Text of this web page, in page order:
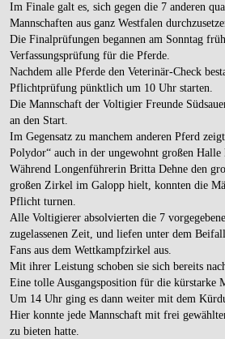
Im Finale galt es, sich gegen die 7 anderen
Mannschaften aus ganz Westfalen
Die Finalprüfungen begannen am Sonntag
Verfassungsprüfung für die Pferde.
Nachdem alle Pferde den Veterinär-Check
Pflichtprüfung pünktlich um 10 Uhr starten.
Die Mannschaft der Voltigier Freunde
an den Start.
Im Gegensatz zu manchem anderen Pferd
Polydor“ auch in der ungewohnt großen Halle
Während Longenführerin Britta Dehne den
großen Zirkel im Galopp hielt, konnten die
Pflicht turnen.
Alle Voltigierer absolvierten die 7
zugelassenen Zeit, und liefen unter dem
Fans aus dem Wettkampfzirkel aus.
Mit ihrer Leistung schoben sie sich bereits
Eine tolle Ausgangsposition für die kürstarke
Um 14 Uhr ging es dann weiter mit dem
Hier konnte jede Mannschaft mit frei
zu bieten hatte.